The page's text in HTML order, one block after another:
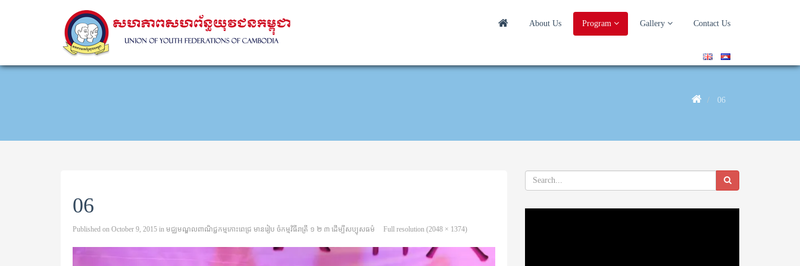
About Us Program Gallery Contact Us
06
06
Published on October 9, 2015 in មជ្ឈមណ្ឌលពាណិជ្ជកម្មកោះពេជ្រ មានរៀប ចំកម្មវិធីរាត្រី ១ ២ ៣ ដើម្បីសប្បុសធម៌ Full resolution (2048 × 1374)